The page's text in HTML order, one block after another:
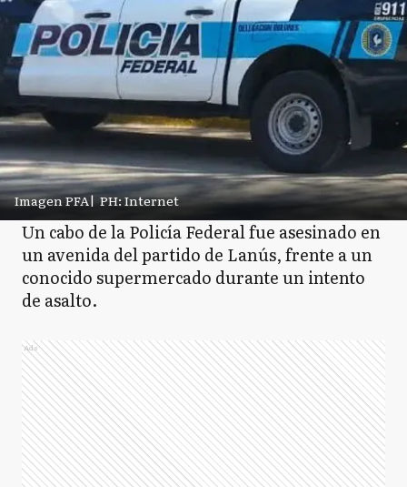
Imagen PFA| PH: Internet
Un cabo de la Policía Federal fue asesinado en
un avenida del partido de Lanús, frente a un
conocido supermercado durante un intento
de asalto.
Ads